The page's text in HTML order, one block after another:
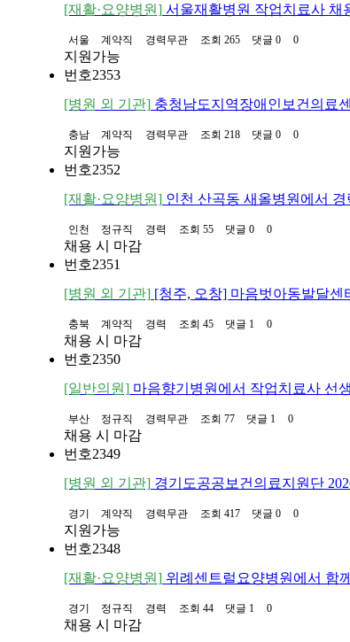
[재활·요양병원] 서울재활병원 작업치료사 채
서울 계약직 경력무관 조회 265 댓글 0 0
지원가능
번호2353
[병원 외 기관] 충청남도지역장애인보건의료
충남 계약직 경력무관 조회 218 댓글 0 0
지원가능
번호2352
[재활·요양병원] 인천 산곡동 새올병원에서
인천 정규직 경력 조회 55 댓글 0 0
채용 시 마감
번호2351
[병원 외 기관] [청주, 오창] 마음벗아동발달센
충북 계약직 경력 조회 45 댓글 1 0
채용 시 마감
번호2350
[일반의원] 마음향기병원에서 작업치료사 선
부산 정규직 경력무관 조회 77 댓글 1 0
채용 시 마감
번호2349
[병원 외 기관] 경기도공공보건의료지원단
경기 계약직 경력무관 조회 417 댓글 0 0
지원가능
번호2348
[재활·요양병원] 위례센트럴요양병원에서 함
경기 정규직 경력 조회 44 댓글 1 0
채용 시 마감